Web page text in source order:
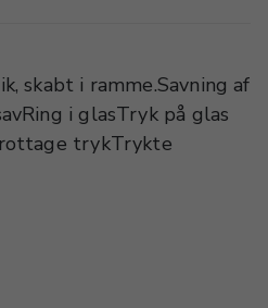
skabt i ramme.Savning af
i glasTryk på glas
trykTrykte